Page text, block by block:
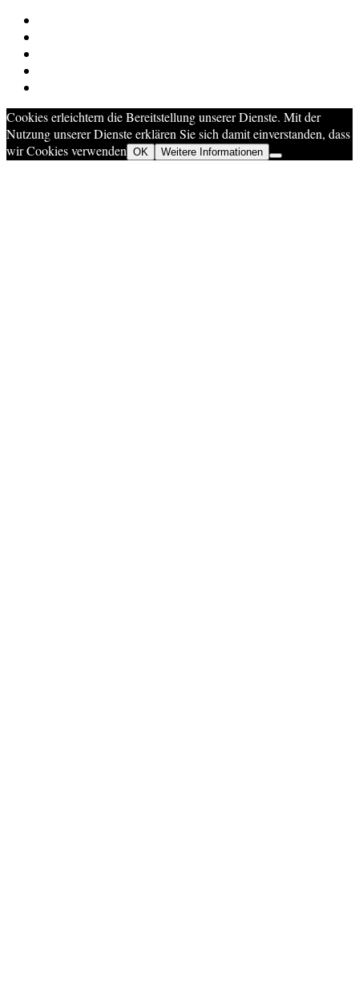
Cookies erleichtern die Bereitstellung unserer Dienste. Mit der
Nutzung unserer Dienste erklären Sie sich damit einverstanden, dass
wir Cookies verwenden OK Weitere Informationen